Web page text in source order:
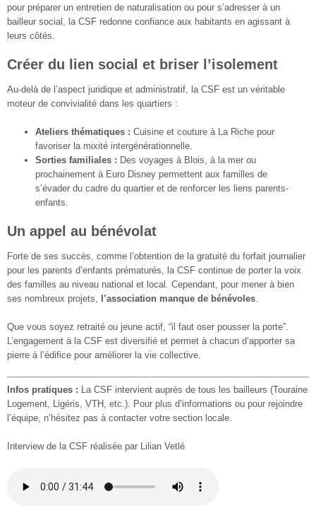
pour préparer un entretien de naturalisation ou pour s’adresser à un
bailleur social, la CSF redonne confiance aux habitants en agissant à
leurs côtés.
Créer du lien social et briser l’isolement
Au-delà de l’aspect juridique et administratif, la CSF est un véritable
moteur de convivialité dans les quartiers :
Ateliers thématiques : Cuisine et couture à La Riche pour
favoriser la mixité intergénérationnelle.
Sorties familiales : Des voyages à Blois, à la mer ou
prochainement à Euro Disney permettent aux familles de
s’évader du cadre du quartier et de renforcer les liens parents-
enfants.
Un appel au bénévolat
Forte de ses succès, comme l’obtention de la gratuité du forfait journalier
pour les parents d’enfants prématurés, la CSF continue de porter la voix
des familles au niveau national et local. Cependant, pour mener à bien
ses nombreux projets,
l’association manque de bénévoles.
Que vous soyez retraité ou jeune actif, “il faut oser pousser la porte”.
L’engagement à la CSF est diversifié et permet à chacun d’apporter sa
pierre à l’édifice pour améliorer la vie collective.
Infos pratiques : La CSF intervient auprès de tous les bailleurs (Touraine
Logement, Ligéris, VTH, etc.). Pour plus d’informations ou pour rejoindre
l’équipe, n’hésitez pas à contacter votre section locale.
Interview de la CSF réalisée par Lilian Vetlé